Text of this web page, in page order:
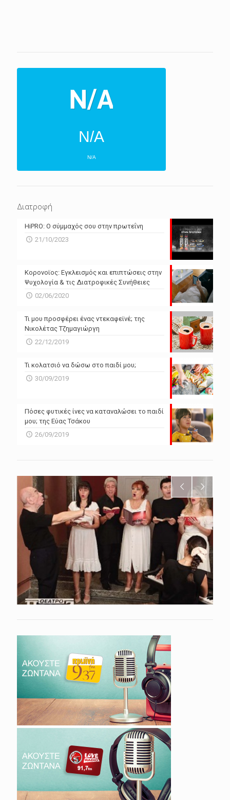
N/A
N/A
N/A
Powered by Forecast.io
Διατροφή
HiPRO: Ο σύμμαχός σου στην πρωτεΐνη
21/10/2023
Κορονοϊος: Εγκλεισμός και επιπτώσεις στην
Ψυχολογία & τις Διατροφικές Συνήθειες
02/06/2020
Τι μου προσφέρει ένας ντεκαφεϊνέ; της
Νικολέτας Τζημαγιώργη
22/12/2019
Τι κολατσιό να δώσω στο παιδί μου;
30/09/2019
Πόσες φυτικές ίνες να καταναλώσει το παιδί
μου; της Εύας Τσάκου
26/09/2019